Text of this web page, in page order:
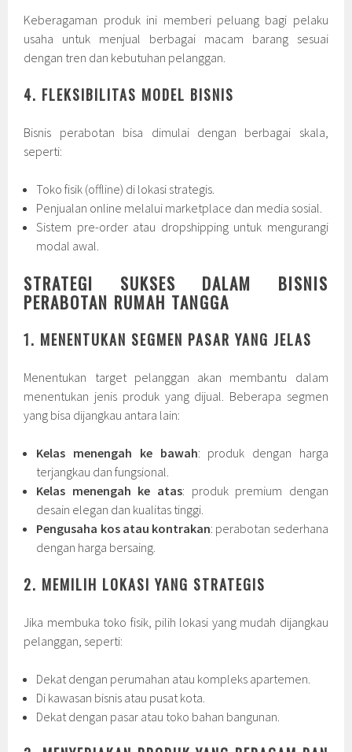
Keberagaman produk ini memberi peluang bagi pelaku
usaha untuk menjual berbagai macam barang sesuai
dengan tren dan kebutuhan pelanggan.
4. FLEKSIBILITAS MODEL BISNIS
Bisnis perabotan bisa dimulai dengan berbagai skala,
seperti:
Toko fisik (offline) di lokasi strategis.
Penjualan online melalui marketplace dan media sosial.
Sistem pre-order atau dropshipping untuk mengurangi
modal awal.
STRATEGI SUKSES DALAM BISNIS
PERABOTAN RUMAH TANGGA
1. MENENTUKAN SEGMEN PASAR YANG JELAS
Menentukan target pelanggan akan membantu dalam
menentukan jenis produk yang dijual. Beberapa segmen
yang bisa dijangkau antara lain:
Kelas menengah ke bawah: produk dengan harga
terjangkau dan fungsional.
Kelas menengah ke atas: produk premium dengan
desain elegan dan kualitas tinggi.
Pengusaha kos atau kontrakan: perabotan sederhana
dengan harga bersaing.
2. MEMILIH LOKASI YANG STRATEGIS
Jika membuka toko fisik, pilih lokasi yang mudah dijangkau
pelanggan, seperti:
Dekat dengan perumahan atau kompleks apartemen.
Di kawasan bisnis atau pusat kota.
Dekat dengan pasar atau toko bahan bangunan.